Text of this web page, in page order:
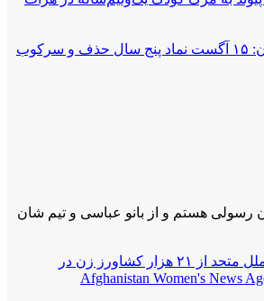
شبکه حرکت زنان: ۱۵ آگست نماد پنج سال حذف و سرکوب
رسولی هستم و از بانو عباسی و تیم شان
حمایت سازمان ملل متحد از ۲۱ هزار کشاورز زن در